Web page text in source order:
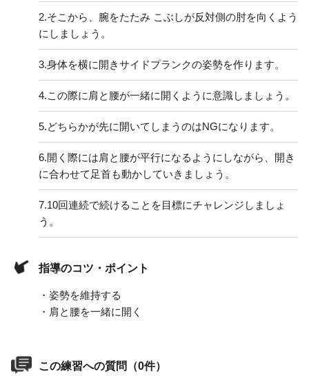
2.そこから、腕をたたみ こぶしが反対側の肘を向くよう
にしましょう。
3.身体を横に開きサイドプランクの姿勢を作ります。
4.この際に肩と腰が一緒に開くように意識しましょう。
5.どちらかが先に開いてしまうのはNGになります。
6.開く際には肩と腰が平行になるようにしながら、開き
に合わせて足首も動かしていきましょう。
7.10回連続で続けることを目標にチャレンジしましょ
う。
指導のコツ・ポイント
・姿勢を維持する
・肩と腰を一緒に開く
この練習への質問（0件）